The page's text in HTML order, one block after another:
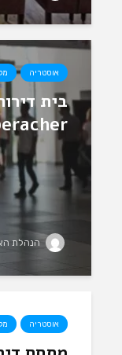
אוסטריה
בית
הנהלת
אוסטריה